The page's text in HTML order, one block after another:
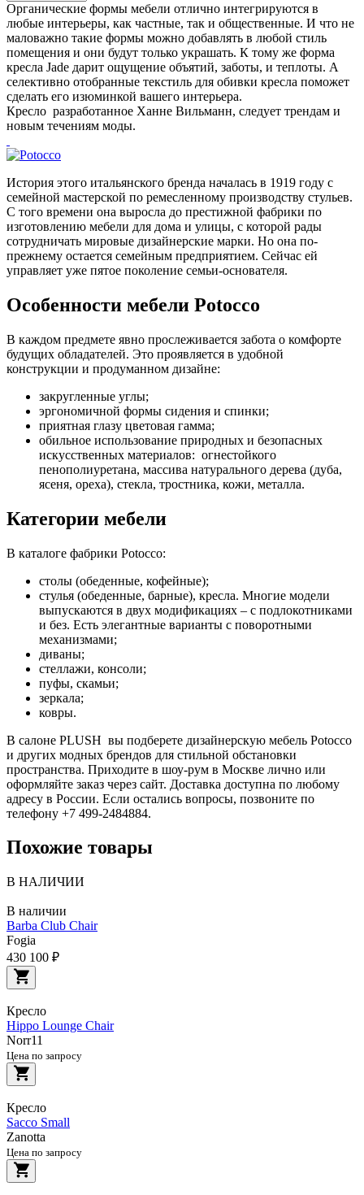
Органические формы мебели отлично интегрируются в
любые интерьеры, как частные, так и общественные. И что не
маловажно такие формы можно добавлять в любой стиль
помещения и они будут только украшать. К тому же форма
кресла Jade дарит ощущение объятий, заботы, и теплоты. А
селективно отобранные текстиль для обивки кресла поможет
сделать его изюминкой вашего интерьера.
Кресло разработанное Ханне Вильманн, следует трендам и
новым течениям моды.
История этого итальянского бренда началась в 1919 году с
семейной мастерской по ремесленному производству стульев.
С того времени она выросла до престижной фабрики по
изготовлению мебели для дома и улицы, с которой рады
сотрудничать мировые дизайнерские марки. Но она по-
прежнему остается семейным предприятием. Сейчас ей
управляет уже пятое поколение семьи-основателя.
Особенности мебели Potocco
В каждом предмете явно прослеживается забота о комфорте
будущих обладателей. Это проявляется в удобной
конструкции и продуманном дизайне:
закругленные углы;
эргономичной формы сидения и спинки;
приятная глазу цветовая гамма;
обильное использование природных и безопасных
искусственных материалов: огнестойкого
пенополиуретана, массива натурального дерева (дуба,
ясеня, ореха), стекла, тростника, кожи, металла.
Категории мебели
В каталоге фабрики Potocco:
столы (обеденные, кофейные);
стулья (обеденные, барные), кресла. Многие модели
выпускаются в двух модификациях – с подлокотниками
и без. Есть элегантные варианты с поворотными
механизмами;
диваны;
стеллажи, консоли;
пуфы, скамьи;
зеркала;
ковры.
В салоне PLUSH вы подберете дизайнерскую мебель Potocco
и других модных брендов для стильной обстановки
пространства. Приходите в шоу-рум в Москве лично или
оформляйте заказ через сайт. Доставка доступна по любому
адресу в России. Если остались вопросы, позвоните по
телефону +7 499-2484884.
Похожие товары
В НАЛИЧИИ
В наличии
Barba Club Chair
Fogia
430 100 ₽
Кресло
Hippo Lounge Chair
Norr11
Цена по запросу
Кресло
Sacco Small
Zanotta
Цена по запросу